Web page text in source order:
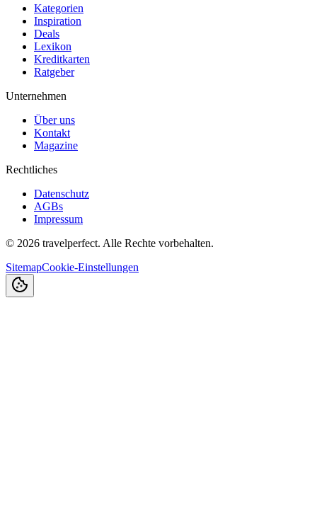
Kategorien
Inspiration
Deals
Lexikon
Kreditkarten
Ratgeber
Unternehmen
Über uns
Kontakt
Magazine
Rechtliches
Datenschutz
AGBs
Impressum
© 2026 travelperfect. Alle Rechte vorbehalten.
SitemapCookie-Einstellungen